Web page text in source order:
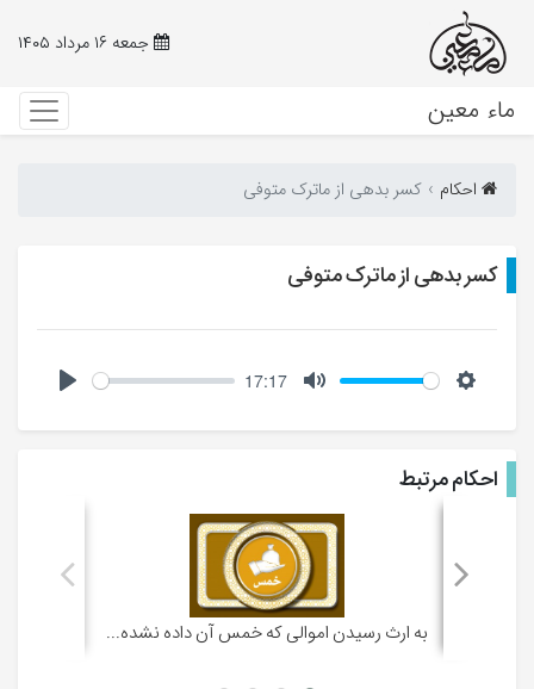
جمعه ۱۶ مرداد ۱۴۰۵
ماء معین
احکام‌ کسر بدهی از ماترک متوفی
کسر بدهی از ماترک متوفی
17:17
احکام مرتبط
به ارث رسیدن اموالی که خمس آن داده نشده...